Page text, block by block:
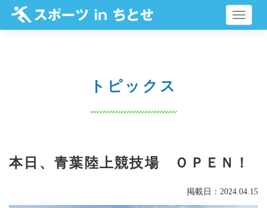
メ
トピックス
本日、青葉陸上競技場 ＯＰＥＮ！
掲載日：2024.04.15